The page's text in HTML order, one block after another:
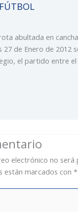
abultada en
27 de Enero de 2012
el partido entre
electrónico no será
están marcados con *